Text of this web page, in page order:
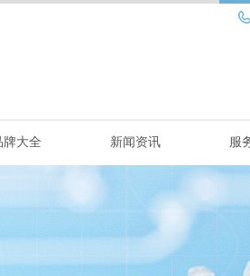
牌大全 新闻资讯 服